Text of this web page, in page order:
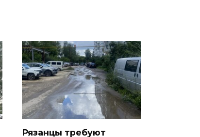
Рязанцы требуют